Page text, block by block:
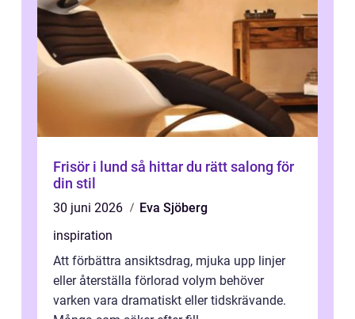
Frisör i lund så hittar du rätt salong för
din stil
30 juni 2026
Eva Sjöberg
inspiration
Att förbättra ansiktsdrag, mjuka upp linjer
eller återställa förlorad volym behöver
varken vara dramatiskt eller tidskrävande.